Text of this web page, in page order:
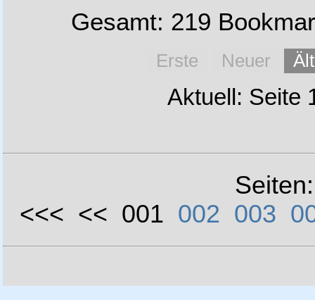
Gesamt: 219
Erste Neuer
Aktuell: Seite
<<< << 001 002 003